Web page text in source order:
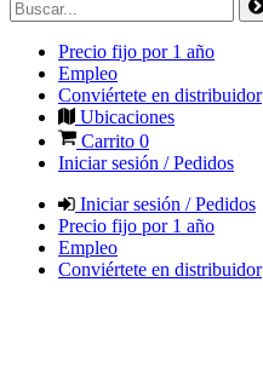
Precio fijo por 1 año
Empleo
Conviértete en distribuidor
Ubicaciones
Carrito 0
Iniciar sesión / Pedidos
Iniciar sesión / Pedidos
Precio fijo por 1 año
Empleo
Conviértete en distribuidor